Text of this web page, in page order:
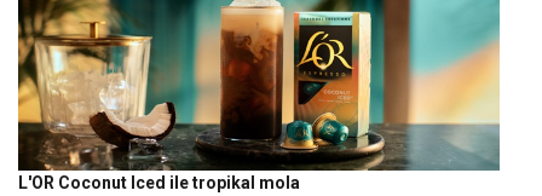
L'OR Coconut Iced ile tropikal mola